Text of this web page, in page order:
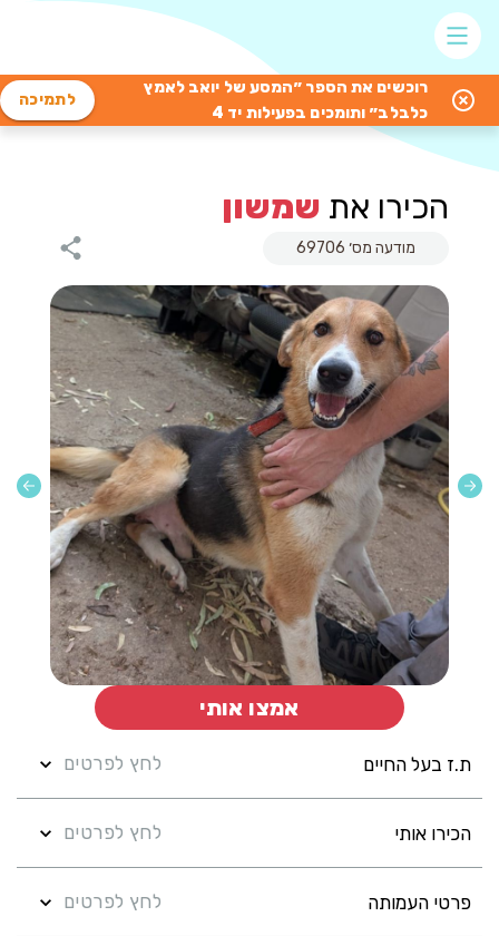
רוכשים את הספר ״המסע של יואב לאמץ
כלבלב״ ותומכים בפעילות יד 4
לתמיכה
הכירו את שמשון
מודעה מס׳ 69706
ת.ז בעל החיים לחץ לפרטים
הכירו אותי לחץ לפרטים
פרטי העמותה לחץ לפרטים
אמצו אותי